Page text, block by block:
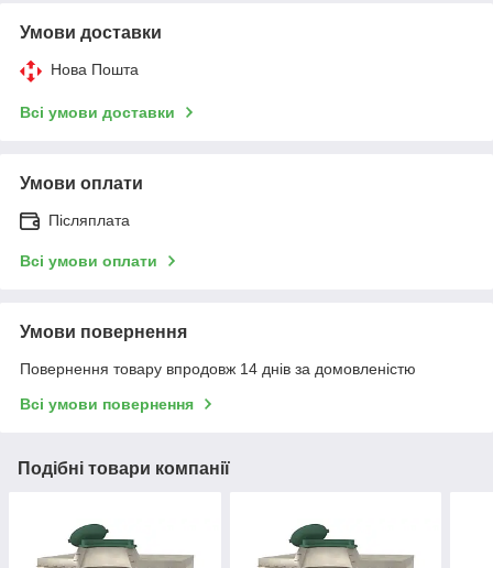
Умови доставки
Нова Пошта
Всі умови доставки
Умови оплати
Післяплата
Всі умови оплати
Умови повернення
Повернення товару впродовж 14 днів за домовленістю
Всі умови повернення
Подібні товари компанії